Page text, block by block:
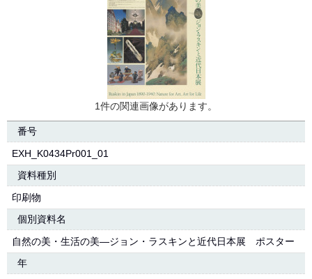
1件の関連画像があります。
番号
EXH_K0434Pr001_01
資料種別
印刷物
個別資料名
自然の美・生活の美―ジョン・ラスキンと近代日本展 ポスター
年